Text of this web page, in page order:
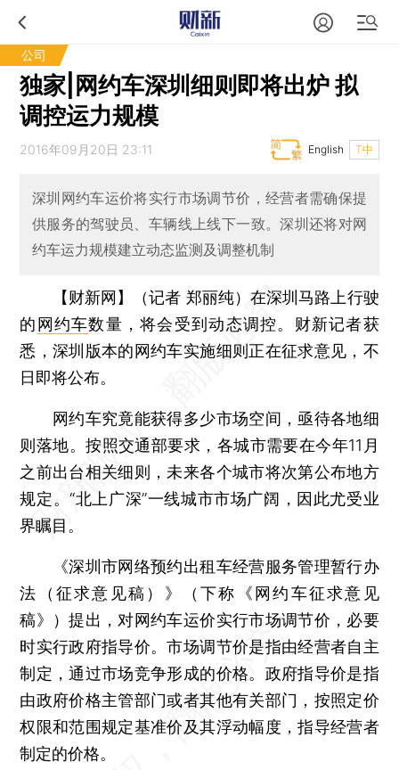
公司
独家|网约车深圳细则即将出炉 拟
调控运力规模
2016年09月20日 23:11 T中
English
深圳网约车运价将实行市场调节价，经营者需确保提
供服务的驾驶员、车辆线上线下一致。深圳还将对网
约车运力规模建立动态监测及调整机制
【财新网】（记者 郑丽纯） 在深圳马路上行驶
的 网约车数量，将会受到动态调控。财新记者获
悉，深圳版本的网约车实施细则正在征求意见，不
日即将公布。
网约车究竟能获得多少市场空间，亟待各地细
则落地。按照交通部要求，各城市需要在今年11月
之前出台相关细则，未来各个城市将次第公布地方
规定。“北上广深”一线城市市场广阔，因此尤受业
界瞩目。
《深圳市网络预约出租车经营服务管理暂行办
法（征求意见稿）》（下称《网约车征求意见
稿》）提出，对网约车运价实行市场调节价，必要
时实行政府指导价。市场调节价是指由经营者自主
制定，通过市场竞争形成的价格。政府指导价是指
由政府价格主管部门或者其他有关部门，按照定价
权限和范围规定基准价及其浮动幅度，指导经营者
制定的价格。